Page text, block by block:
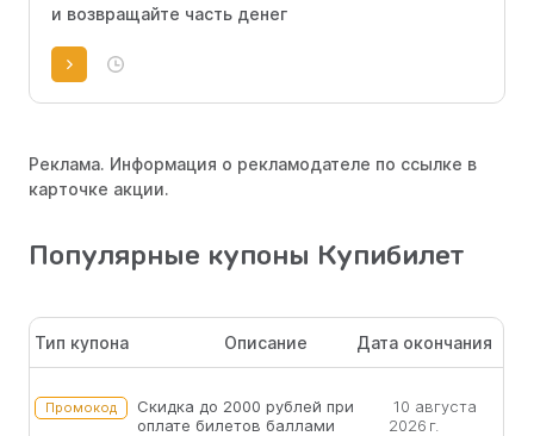
и возвращайте часть денег
Реклама. Информация о рекламодателе по ссылке в
карточке акции.
Популярные купоны Купибилет
Тип купона Описание Дата окончания
Промокод
Скидка до 2000 рублей при
оплате билетов баллами
10 августа
2026 г.